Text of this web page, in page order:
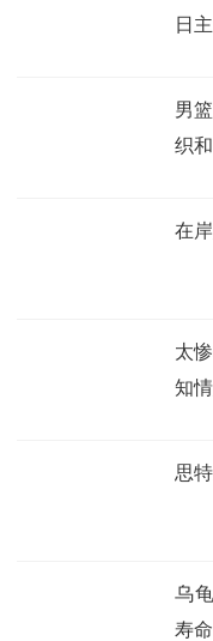
日
男
织
在
太
知
思
乌
寿